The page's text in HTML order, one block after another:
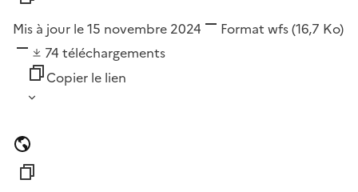
Mis à jour le 15 novembre 2024 Format wfs(16,7 Ko)
74 téléchargements
Copier le lien